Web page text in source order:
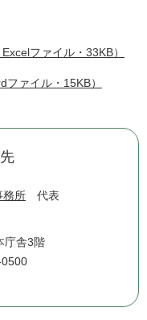
ファイル・33KB）
ァイル・15KB）
務所 代表
庁舎3階